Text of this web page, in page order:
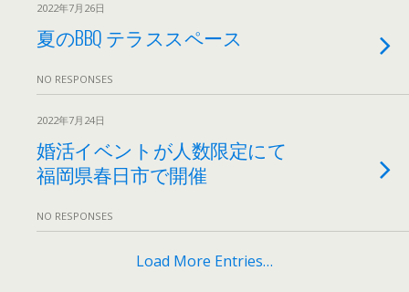
2022年7月26日
夏のBBQ テラススペース
NO RESPONSES
2022年7月24日
婚活イベントが人数限定にて
福岡県春日市で開催
NO RESPONSES
Load More Entries…